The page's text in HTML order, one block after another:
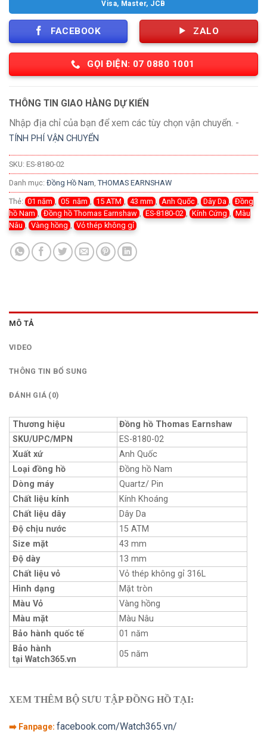
Visa, Master, JCB
FACEBOOK ZALO
GỌI ĐIỆN: 07 0880 1001
THÔNG TIN GIAO HÀNG DỰ KIẾN
Nhập địa chỉ của bạn để xem các tùy chọn vận chuyển. -
TÍNH PHÍ VẬN CHUYỂN
SKU: ES-8180-02
Danh mục: Đồng Hồ Nam THOMAS EARNSHAW
Thẻ: 01 năm 05 năm 15 ATM 43 mm Anh Quốc Dây Da
Đồng
hồ Nam
Đồng hồ Thomas Earnshaw ES-8180-02 Kính Cứng
Màu
Nâu
Vàng hồng Vỏ thép không gỉ
MÔ TẢ
VIDEO
THÔNG TIN BỔ SUNG
ĐÁNH GIÁ (0)
Thương hiệu
Đồng hồ Thomas Earnshaw
SKU/UPC/MPN
ES-8180-02
Xuất xứ
Anh Quốc
Loại đồng hồ
Đồng hồ Nam
Dòng máy
Quartz/ Pin
Chất liệu kính
Kính Khoáng
Chất liệu dây
Dây Da
Độ chịu nước
15 ATM
Size mặt
43 mm
Độ dày
13 mm
Chất liệu vỏ
Vỏ thép không gỉ 316L
Hình dạng
Mặt tròn
Màu Vỏ
Vàng hồng
Màu mặt
Màu Nâu
Bảo hành quốc tế
01 năm
Bảo hành
tại Watch365.vn
05 năm
XEM THÊM BỘ SƯU TẬP ĐỒNG HỒ TẠI:
➡️ Fanpage: facebook.com/Watch365.vn/